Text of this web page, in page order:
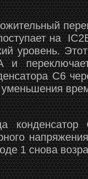
на
уровень.
и
С6
1 снова